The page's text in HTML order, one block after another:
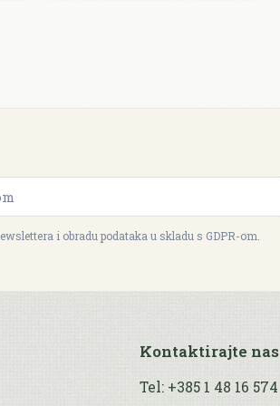
i obradu podataka u skladu s GDPR-om.
Kontaktirajte nas
Tel: +385 1 48 16 574